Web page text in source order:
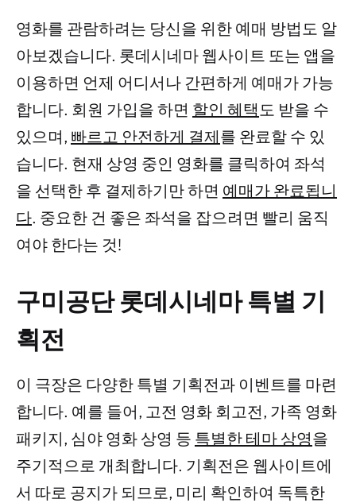
영화를 관람하려는 당신을 위한 예매 방법도 알
아보겠습니다. 롯데시네마 웹사이트 또는 앱을
이용하면 언제 어디서나 간편하게 예매가 가능
합니다. 회원 가입을 하면 할인 혜택도 받을 수
있으며, 빠르고 안전하게 결제를 완료할 수 있
습니다. 현재 상영 중인 영화를 클릭하여 좌석
을 선택한 후 결제하기만 하면 예매가 완료됩니
다. 중요한 건 좋은 좌석을 잡으려면 빨리 움직
여야 한다는 것!
구미공단 롯데시네마 특별 기
획전
이 극장은 다양한 특별 기획전과 이벤트를 마련
합니다. 예를 들어, 고전 영화 회고전, 가족 영화
패키지, 심야 영화 상영 등 특별한 테마 상영을
주기적으로 개최합니다. 기획전은 웹사이트에
서 따로 공지가 되므로, 미리 확인하여 독특한